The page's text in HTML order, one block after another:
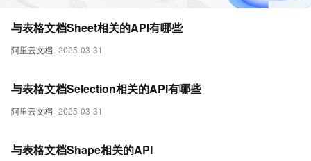
阿里云文档 2025-03-31
与表格文档Sheet相关的API有哪些
阿里云文档 2025-03-31
与表格文档Selection相关的API有哪些
与表格文档Shape相关的API